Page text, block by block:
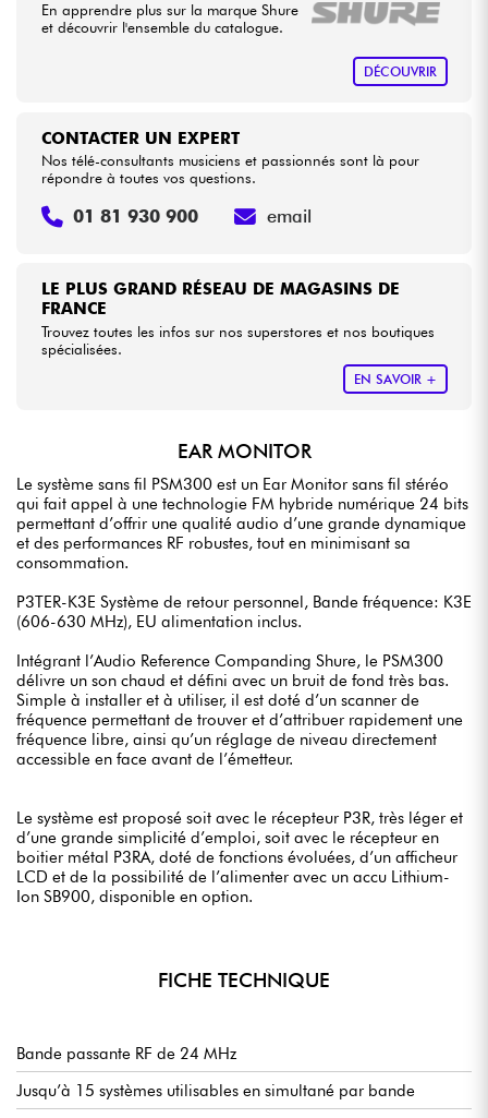
En apprendre plus sur la marque Shure
et découvrir l'ensemble du catalogue.
DÉCOUVRIR
LE PLUS GRAND RÉSEAU DE MAGASINS DE
FRANCE
Trouvez toutes les infos sur nos superstores et nos boutiques
spécialisées.
EN SAVOIR +
CONTACTER UN EXPERT
Nos télé-consultants musiciens et passionnés sont là pour
répondre à toutes vos questions.
01 81 930 900 email
EAR MONITOR
Le système sans fil PSM300 est un Ear Monitor sans fil stéréo
qui fait appel à une technologie FM hybride numérique 24 bits
permettant d’offrir une qualité audio d’une grande dynamique
et des performances RF robustes, tout en minimisant sa
consommation.
P3TER-K3E Système de retour personnel, Bande fréquence: K3E
(606-630 MHz), EU alimentation inclus.
Intégrant l’Audio Reference Companding Shure, le PSM300
délivre un son chaud et défini avec un bruit de fond très bas.
Simple à installer et à utiliser, il est doté d’un scanner de
fréquence permettant de trouver et d’attribuer rapidement une
fréquence libre, ainsi qu’un réglage de niveau directement
accessible en face avant de l’émetteur.
Le système est proposé soit avec le récepteur P3R, très léger et
d’une grande simplicité d’emploi, soit avec le récepteur en
boitier métal P3RA, doté de fonctions évoluées, d’un afficheur
LCD et de la possibilité de l’alimenter avec un accu Lithium-
Ion SB900, disponible en option.
FICHE TECHNIQUE
Bande passante RF de 24 MHz
Jusqu’à 15 systèmes utilisables en simultané par bande